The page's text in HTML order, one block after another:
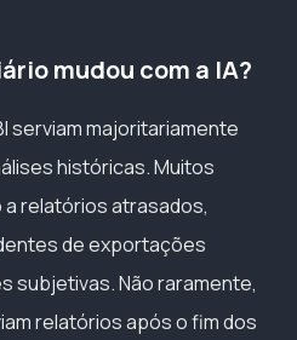
mudou com a IA?
serviam majoritariamente
históricas. Muitos
relatórios atrasados,
de exportações
subjetivas. Não raramente,
relatórios após o fim dos